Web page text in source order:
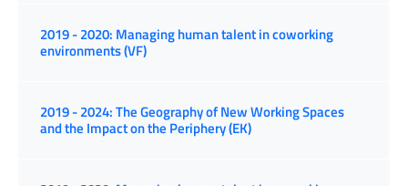
2019 - 2020: Managing human talent in coworking
environments (VF)
2019 - 2024: The Geography of New Working Spaces
and the Impact on the Periphery (EK)